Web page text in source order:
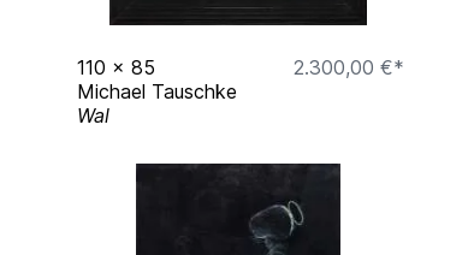
110 x 85
2.300,00 €*
Michael Tauschke
Wal